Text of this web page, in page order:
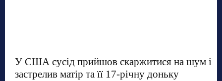
У США сусід прийшов скаржитися на шум і
застрелив матір та її 17-річну доньку